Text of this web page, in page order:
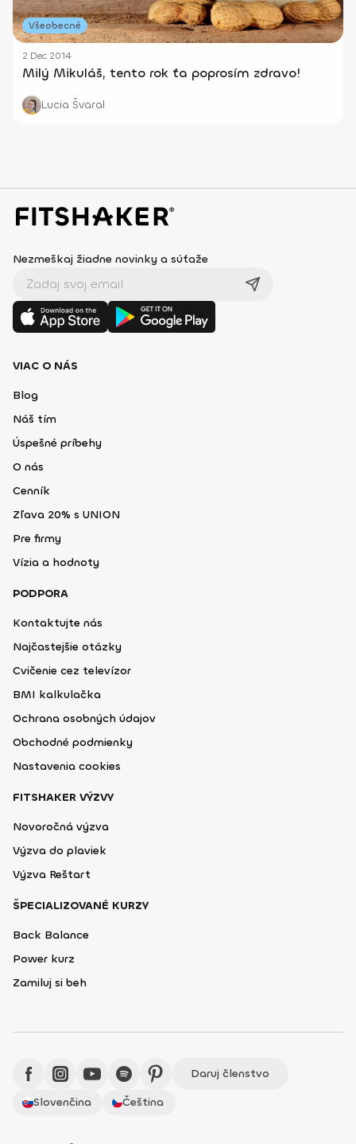
Všeobecné
2 Dec 2014
Milý Mikuláš, tento rok ťa poprosím zdravo!
Lucia Švaral
Nezmeškaj žiadne novinky a súťaže
VIAC O NÁS
Blog
Náš tím
Úspešné príbehy
O nás
Cenník
Zľava 20% s UNION
Pre firmy
Vízia a hodnoty
PODPORA
Kontaktujte nás
Najčastejšie otázky
Cvičenie cez televízor
BMI kalkulačka
Ochrana osobných údajov
Obchodné podmienky
Nastavenia cookies
FITSHAKER VÝZVY
Novoročná výzva
Výzva do plaviek
Výzva Reštart
ŠPECIALIZOVANÉ KURZY
Back Balance
Power kurz
Zamiluj si beh
Daruj členstvo
Slovenčina
Čeština